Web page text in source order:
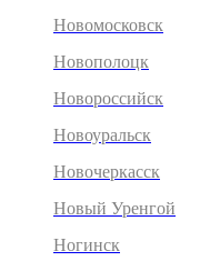
Новомосковск
Новополоцк
Новороссийск
Новоуральск
Новочеркасск
Новый Уренгой
Ногинск